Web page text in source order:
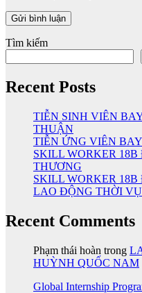
Tìm kiếm
Recent Posts
TIỄN SINH VIÊN
THUẬN
TIỄN ỨNG VIÊN
SKILL WORKER
THƯƠNG
SKILL WORKER
LAO ĐỘNG THỜI
Recent Comments
Phạm thái hoàn trong
HUỲNH QUỐC NAM
Global Internship